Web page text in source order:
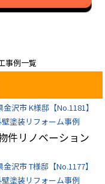
事例一覧
金沢市 K様邸【No.1181】
塗装リフォーム事例
件リノベーション
金沢市 T様邸【No.1177】
塗装リフォーム事例